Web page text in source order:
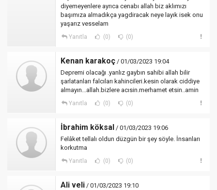
diyemeyenlere ayrıca cenabı allah biz aklımızı
başımıza almadıkça yagdiracak neye layık isek onu
yaşarız vesselam
Yanıtla (0) (0)
Kenan karakoç / 01/03/2023 19:04
Depremi olacağı .yanlız gaybın sahibi allah bilir
şarlatanları falcıları kahincileri.kesin olarak ciddiye
almayın...allah.bizlere acısin.merhamet etsin..amin
Yanıtla (0) (0)
İbrahim köksal / 01/03/2023 19:06
Felâket tellalı oldun düzgün bir şey söyle. İnsanları
korkutma
Yanıtla (0) (0)
Ali veli / 01/03/2023 19:10